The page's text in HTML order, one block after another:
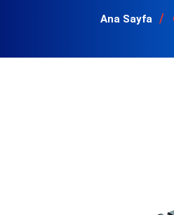
Ana Sayfa